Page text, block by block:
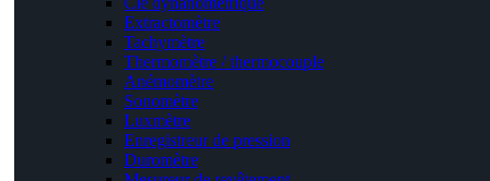
Extractomètre
Tachymètre
Thermomètre / thermocouple
Anémomètre
Sonomètre
Luxmètre
Enregistreur de pression
Duromètre